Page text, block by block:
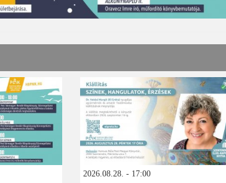
2026.08.28. - 17:00